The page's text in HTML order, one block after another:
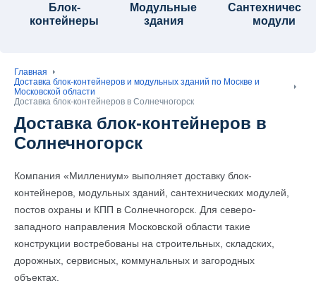
Блок-
контейнеры
Модульные
здания
модули
Главная
Доставка блок-контейнеров и модульных зданий по Москве и
Московской области
Доставка блок-контейнеров в Солнечногорск
Доставка блок-контейнеров в
Солнечногорск
Компания «Миллениум» выполняет доставку блок-
контейнеров, модульных зданий, сантехнических модулей,
постов охраны и КПП в Солнечногорск. Для северо-
западного направления Московской области такие
конструкции востребованы на строительных, складских,
дорожных, сервисных, коммунальных и загородных
объектах.